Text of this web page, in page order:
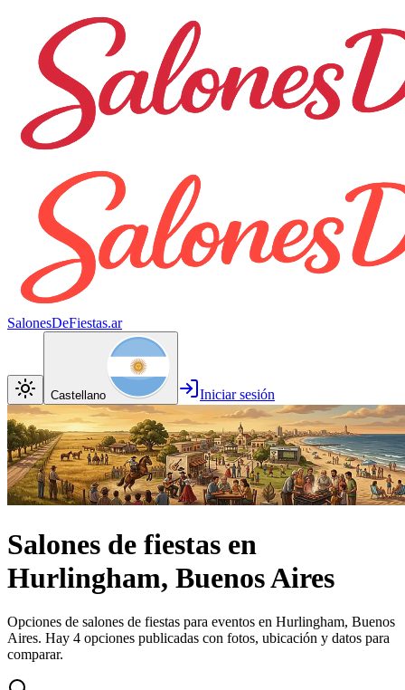
SalonesDeFiestas.ar
Castellano Iniciar sesión
Salones de fiestas en
Hurlingham, Buenos Aires
Opciones de salones de fiestas para eventos en Hurlingham, Buenos
Aires. Hay 4 opciones publicadas con fotos, ubicación y datos para
comparar.